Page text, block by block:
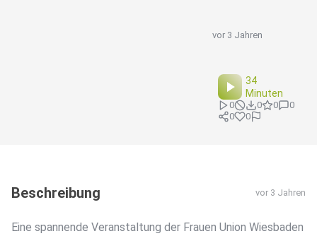
vor 3 Jahren
34
Minuten
0 0 0
0
0
0
Beschreibung vor 3 Jahren
Eine spannende Veranstaltung der Frauen Union Wiesbaden